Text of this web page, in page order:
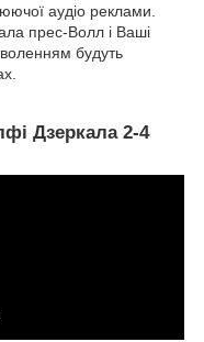
аудіо реклами.
прес-Волл і Ваші
будуть
Дзеркала 2-4